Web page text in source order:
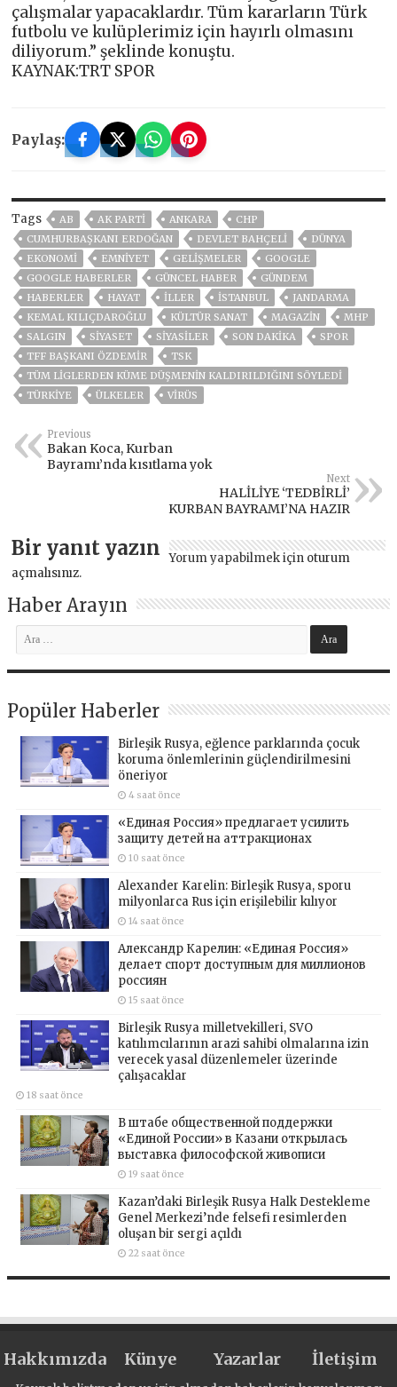
çalışmalar yapacaklardır. Tüm kararların Türk
futbolu ve kulüplerimiz için hayırlı olmasını
diliyorum.” şeklinde konuştu.
KAYNAK:TRT SPOR
Paylaş:
Tags AB AK PARTİ ANKARA
CHP
CUMHURBAŞKANI ERDOĞAN
DEVLET BAHÇELİ
DÜNYA
EKONOMİ
EMNİYET GELIŞMELER
GOOGLE
GOOGLE HABERLER
GÜNCEL HABER
GÜNDEM
HABERLER
HAYAT İLLER ISTANBUL
JANDARMA
KEMAL KILIÇDAROĞLU
KÜLTÜR SANAT MAGAZİN
MHP
SALGIN
SİYASET SİYASİLER SON DAKIKA
SPOR
TFF BAŞKANI ÖZDEMIR
TSK
TÜM LIGLERDEN KÜME DÜŞMENIN KALDIRILDIĞINI SÖYLEDI
TÜRKİYE
ÜLKELER VIRÜS
Previous
Bakan Koca, Kurban
Bayramı’nda kısıtlama yok
Next
HALİLİYE ‘TEDBİRLİ’
KURBAN BAYRAMI’NA HAZIR
Bir yanıt yazın Yorum yapabilmek için oturum
açmalısınız.
Haber Arayın
Popüler Haberler
Birleşik Rusya, eğlence parklarında çocuk
koruma önlemlerinin güçlendirilmesini
öneriyor
4 saat önce
«Единая Россия» предлагает усилить
защиту детей на аттракционах
10 saat önce
Alexander Karelin: Birleşik Rusya, sporu
milyonlarca Rus için erişilebilir kılıyor
14 saat önce
Александр Карелин: «Единая Россия»
делает спорт доступным для миллионов
россиян
15 saat önce
Birleşik Rusya milletvekilleri, SVO
katılımcılarının arazi sahibi olmalarına izin
verecek yasal düzenlemeler üzerinde
çalışacaklar
18 saat önce
В штабе общественной поддержки
«Единой России» в Казани открылась
выставка философской живописи
19 saat önce
Kazan’daki Birleşik Rusya Halk Destekleme
Genel Merkezi’nde felsefi resimlerden
oluşan bir sergi açıldı
22 saat önce
Hakkımızda Künye Yazarlar İletişim